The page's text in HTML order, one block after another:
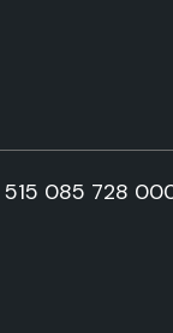
515 085 728